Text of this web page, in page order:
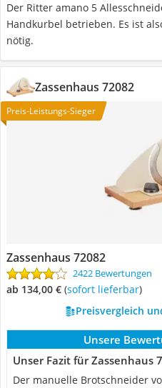
Der Ritter amano 5
Handkurbel betrieben. Es ist
nötig.
Zassenhaus 72082
Preis-Leistungs-Sieger
Zassenhaus 72082
2422 Bewertungen
ab 134,00 € ( Sofort lieferbar)
Preisvergleich
Unsere
Unser Fazit für Zassenhaus
Der manuelle Brotschneider